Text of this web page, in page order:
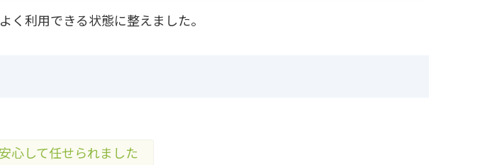
く利用できる状態に整えました。
心して任せられました